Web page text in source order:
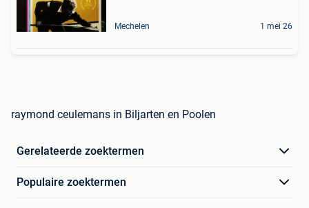
Mechelen 1 mei 26
raymond ceulemans in Biljarten en Poolen
Gerelateerde zoektermen
Populaire zoektermen